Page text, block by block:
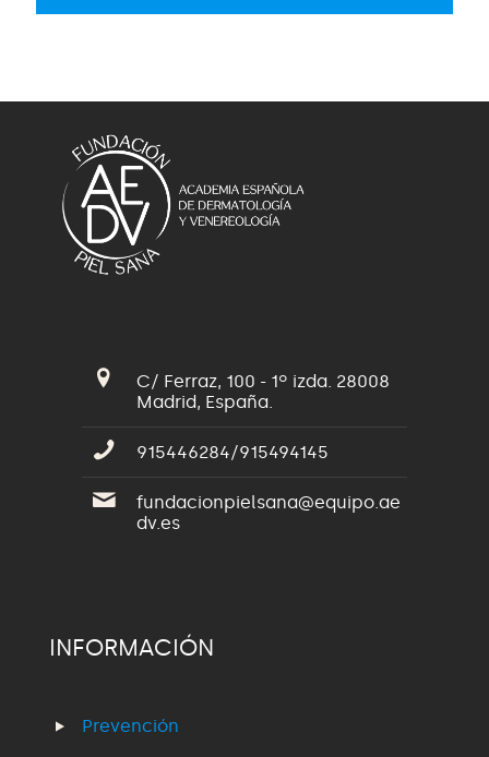
C/ Ferraz, 100 - 1º izda. 28008
Madrid, España.
915446284/915494145
fundacionpielsana@equipo.ae
dv.es
INFORMACIÓN
Prevención